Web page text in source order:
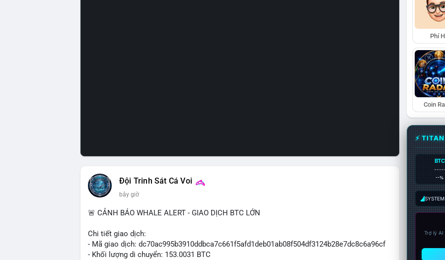
Đội Trinh Sát Cá Voi
bây giờ
🚨 CẢNH BÁO WHALE ALERT - GIAO DỊCH BTC LỚN
Chi tiết giao dịch:
- Mã giao dịch: dc70ac995b3910ddbca7c661f5afd1deb01ab08f504df3124b28e7dc8c6a96cf
- Khối lượng di chuyển: 153.0031 BTC
Phí
Coin
⚡
BTC
--%
Trợ lý